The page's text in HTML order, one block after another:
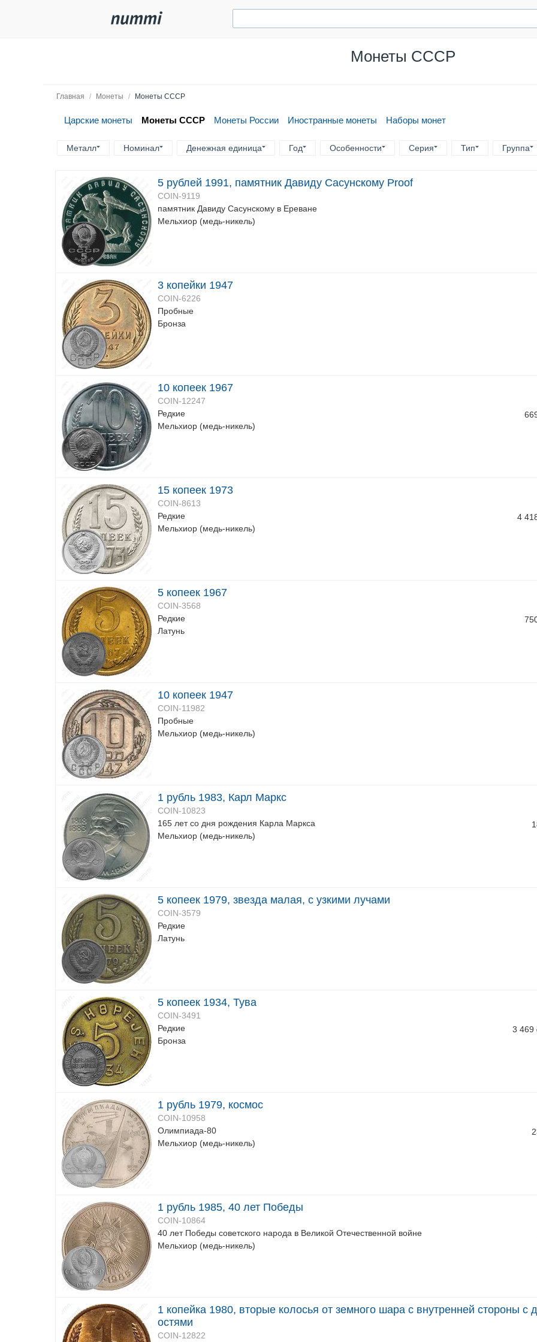
Монеты СССР
Главная / Монеты / Монеты СССР
Царские монеты Монеты СССР Монеты России Иностранные монеты Наборы монет
Металл Номинал Денежная единица Год Особенности Серия Тип Группа
5 рублей 1991, памятник Давиду Сасунскому Proof
COIN-9119
памятник Давиду Сасунскому в Ереване
Мельхиор (медь-никель)
3 копейки 1947
COIN-6226
Пробные
Бронза
10 копеек 1967
COIN-12247
Редкие
Мельхиор (медь-никель)
15 копеек 1973
COIN-8613
Редкие
Мельхиор (медь-никель)
4
5 копеек 1967
COIN-3568
Редкие
Латунь
10 копеек 1947
COIN-11982
Пробные
Мельхиор (медь-никель)
1 рубль 1983, Карл Маркс
COIN-10823
165 лет со дня рождения Карла Маркса
Мельхиор (медь-никель)
5 копеек 1979, звезда малая, с узкими лучами
COIN-3579
Редкие
Латунь
5 копеек 1934, Тува
COIN-3491
Редкие
Бронза
3 469
1 рубль 1979, космос
COIN-10958
Олимпиада-80
Мельхиор (медь-никель)
1 рубль 1985, 40 лет Победы
COIN-10864
40 лет Победы советского народа в Великой Отечественной войне
Мельхиор (медь-никель)
1 копейка 1980, вторые колосья от земного шара с внутренней стороны с
остями
COIN-12822